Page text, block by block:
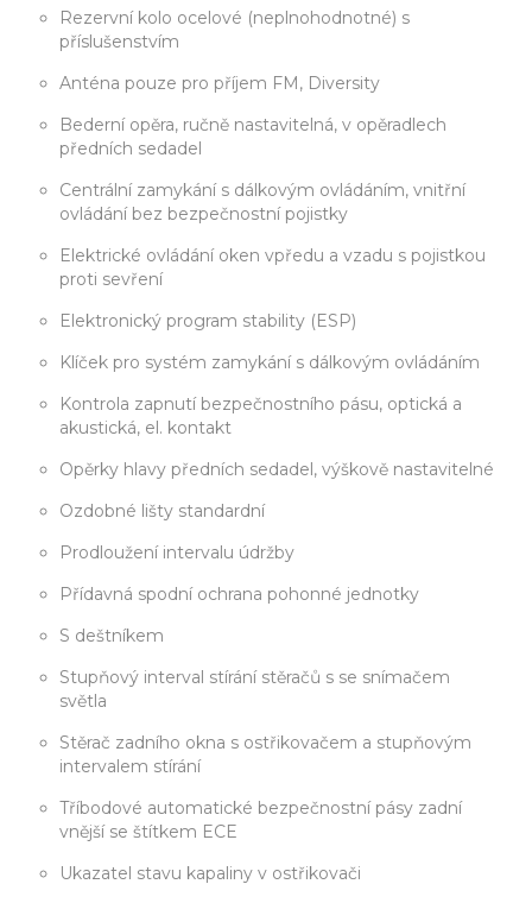
Rezervní kolo ocelové (neplnohodnotné) s
příslušenstvím
Anténa pouze pro příjem FM, Diversity
Bederní opěra, ručně nastavitelná, v opěradlech
předních sedadel
Centrální zamykání s dálkovým ovládáním, vnitřní
ovládání bez bezpečnostní pojistky
Elektrické ovládání oken vpředu a vzadu s pojistkou
proti sevření
Elektronický program stability (ESP)
Klíček pro systém zamykání s dálkovým ovládáním
Kontrola zapnutí bezpečnostního pásu, optická a
akustická, el. kontakt
Opěrky hlavy předních sedadel, výškově nastavitelné
Ozdobné lišty standardní
Prodloužení intervalu údržby
Přídavná spodní ochrana pohonné jednotky
S deštníkem
Stupňový interval stírání stěračů s se snímačem
světla
Stěrač zadního okna s ostřikovačem a stupňovým
intervalem stírání
Tříbodové automatické bezpečnostní pásy zadní
vnější se štítkem ECE
Ukazatel stavu kapaliny v ostřikovači